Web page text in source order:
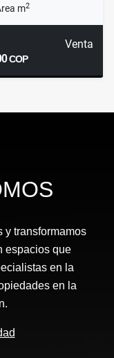
m2
Venta
COP
y transformamos
espacios que
en la
en la